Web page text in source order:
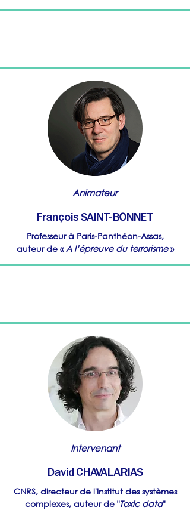
Animateur
François SAINT-BONNET
Professeur à Paris-Panthéon-Assas,
auteur de «A l’épreuve du terrorisme»
Intervenant
David CHAVALARIAS
CNRS, directeur de l'Institut des systèmes
complexes, auteur de "Toxic data"